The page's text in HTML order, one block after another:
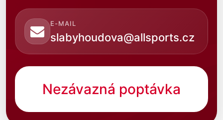
E-MAIL
slabyhoudova@allsports.cz
Nezávazná poptávka